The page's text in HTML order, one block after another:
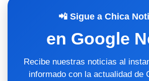
📲 Sigue a Chica
en Google
Recibe nuestras noticias al
informado con la actualidad de